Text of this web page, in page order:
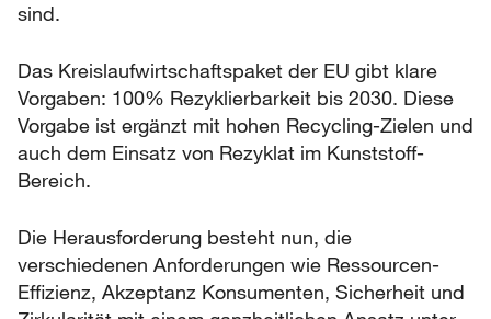
sind.
Das Kreislaufwirtschaftspaket der EU gibt klare
Vorgaben: 100% Rezyklierbarkeit bis 2030. Diese
Vorgabe ist ergänzt mit hohen Recycling-Zielen und
auch dem Einsatz von Rezyklat im Kunststoff-
Bereich.
Die Herausforderung besteht nun, die
verschiedenen Anforderungen wie Ressourcen-
Effizienz, Akzeptanz Konsumenten, Sicherheit und